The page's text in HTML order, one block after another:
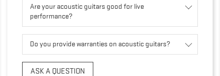
Are your acoustic guitars good for live
performance?
Do you provide warranties on acoustic guitars?
ASK A QUESTION